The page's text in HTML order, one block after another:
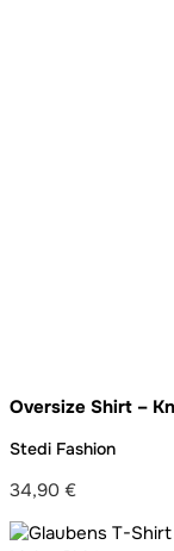
Oversize Shirt –
Stedi Fashion
34,90 €